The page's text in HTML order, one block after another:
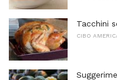
Tacchini
CIBO